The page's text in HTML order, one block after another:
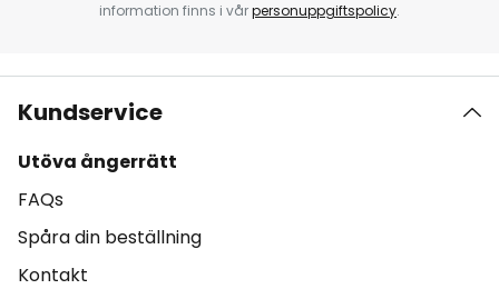
information finns i vårpersonuppgiftspolicy.
Kundservice
Utöva ångerrätt
FAQs
Spåra din beställning
Kontakt